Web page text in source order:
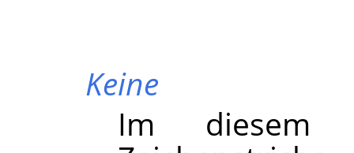
Keine
Im diesem